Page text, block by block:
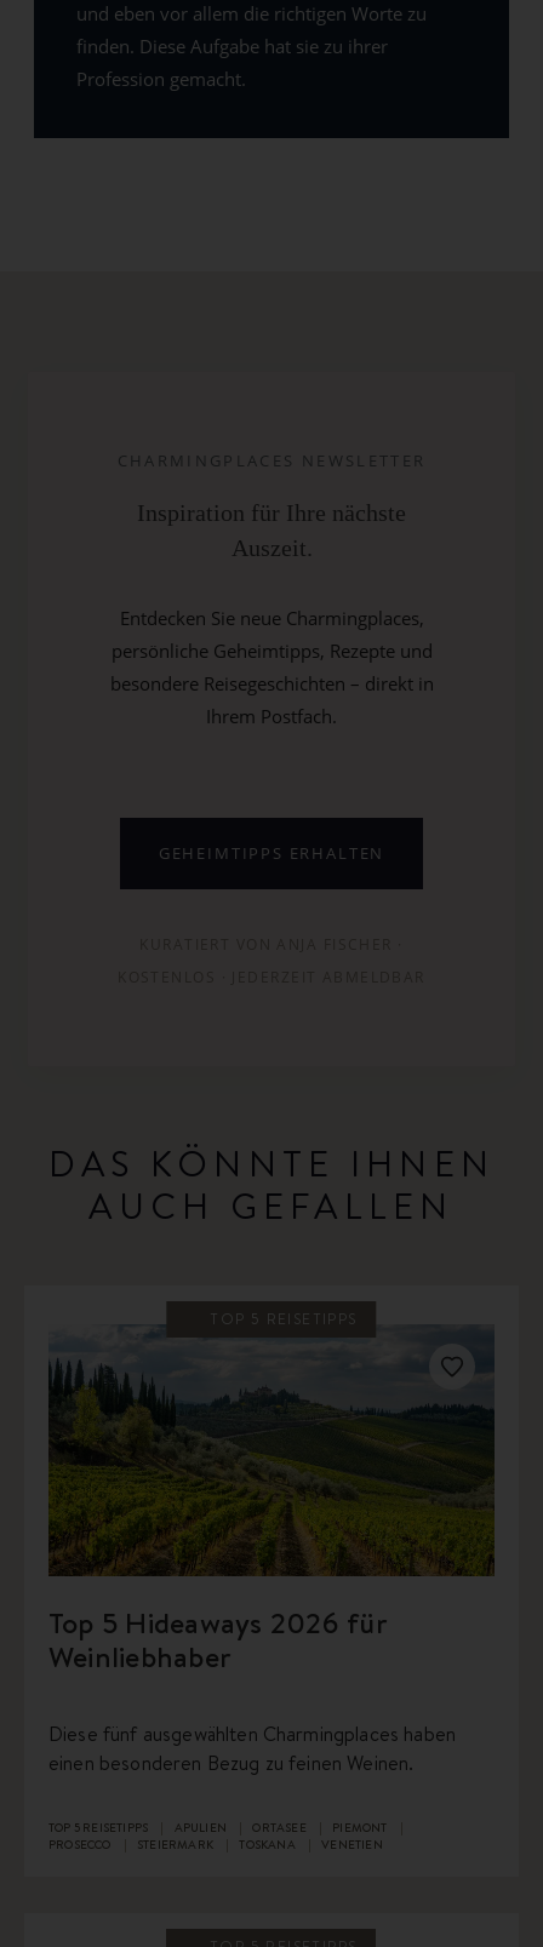
und eben vor allem die richtigen Worte zu
finden. Diese Aufgabe hat sie zu ihrer
Profession gemacht.
CHARMINGPLACES NEWSLETTER
Inspiration für Ihre nächste
Auszeit.
Entdecken Sie neue Charmingplaces,
persönliche Geheimtipps, Rezepte und
besondere Reisegeschichten – direkt in
Ihrem Postfach.
GEHEIMTIPPS ERHALTEN
DAS KÖNNTE IHNEN
AUCH GEFALLEN
TOP 5 REISETIPPS
Top 5 Hideaways 2026 für
Weinliebhaber
Diese fünf ausgewählten Charmingplaces haben
einen besonderen Bezug zu feinen Weinen.
TOP 5 REISETIPPS APULIEN ORTASEE
PIEMONT
PROSECCO
STEIERMARK TOSKANA VENETIEN